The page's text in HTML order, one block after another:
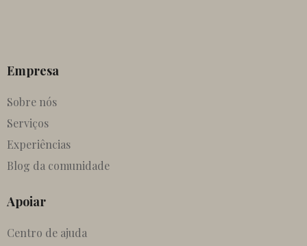
Empresa
Sobre nós
Serviços
Experiências
Blog da comunidade
Apoiar
Centro de ajuda